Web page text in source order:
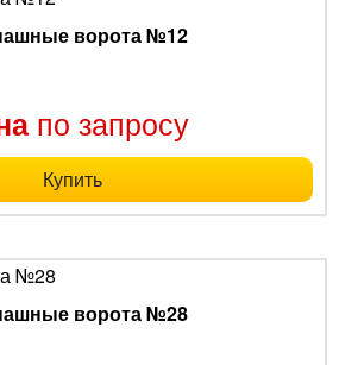
ворота №12
по запросу
Купить
ворота №28